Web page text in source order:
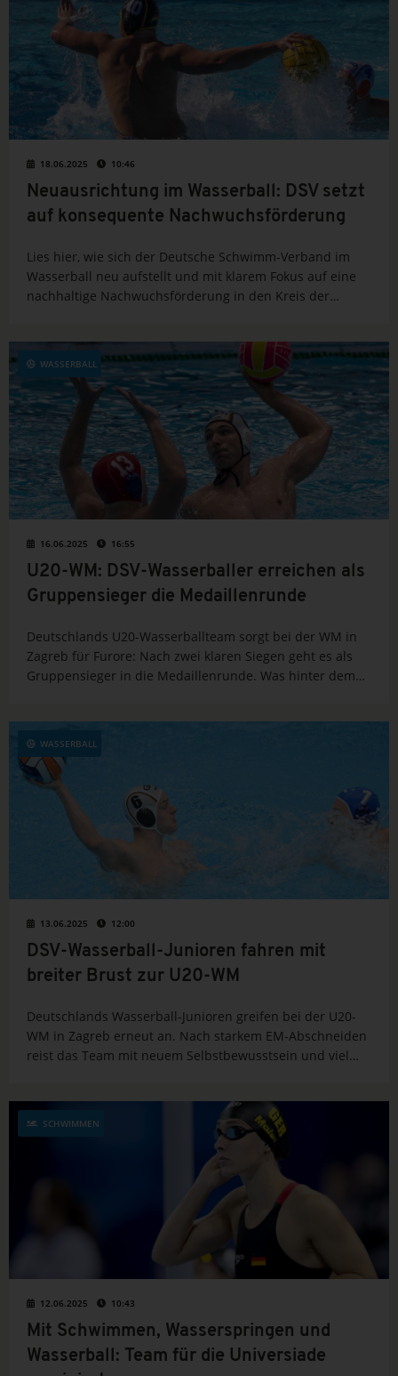
18.06.2025 10:46
Neuausrichtung im Wasserball: DSV setzt
auf konsequente Nachwuchsförderung
Lies hier, wie sich der Deutsche Schwimm-Verband im
Wasserball neu aufstellt und mit klarem Fokus auf eine
nachhaltige Nachwuchsförderung in den Kreis der
WASSERBALL
16.06.2025 16:55
U20-WM: DSV-Wasserballer erreichen als
Gruppensieger die Medaillenrunde
Deutschlands U20-Wasserballteam sorgt bei der WM in
Zagreb für Furore: Nach zwei klaren Siegen geht es als
Gruppensieger in die Medaillenrunde. Was hinter dem
WASSERBALL
13.06.2025 12:00
DSV-Wasserball-Junioren fahren mit
breiter Brust zur U20-WM
Deutschlands Wasserball-Junioren greifen bei der U20-
WM in Zagreb erneut an. Nach starkem EM-Abschneiden
reist das Team mit neuem Selbstbewusstsein und viel
SCHWIMMEN
12.06.2025 10:43
Mit Schwimmen, Wasserspringen und
Wasserball: Team für die Universiade